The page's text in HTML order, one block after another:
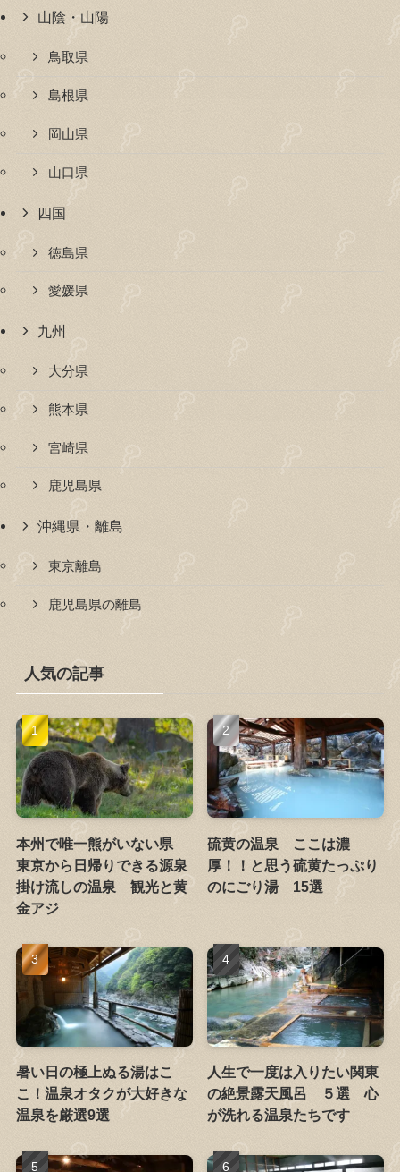
山陰・山陽
鳥取県
島根県
岡山県
山口県
四国
徳島県
愛媛県
九州
大分県
熊本県
宮崎県
鹿児島県
沖縄県・離島
東京離島
鹿児島県の離島
人気の記事
本州で唯一熊がいない県
東京から日帰りできる源泉
掛け流しの温泉 観光と黄
金アジ
硫黄の温泉 ここは濃
厚！！と思う硫黄たっぷり
のにごり湯 15選
暑い日の極上ぬる湯はこ
こ！温泉オタクが大好きな
温泉を厳選9選
人生で一度は入りたい関東
の絶景露天風呂 ５選 心
が洗れる温泉たちです